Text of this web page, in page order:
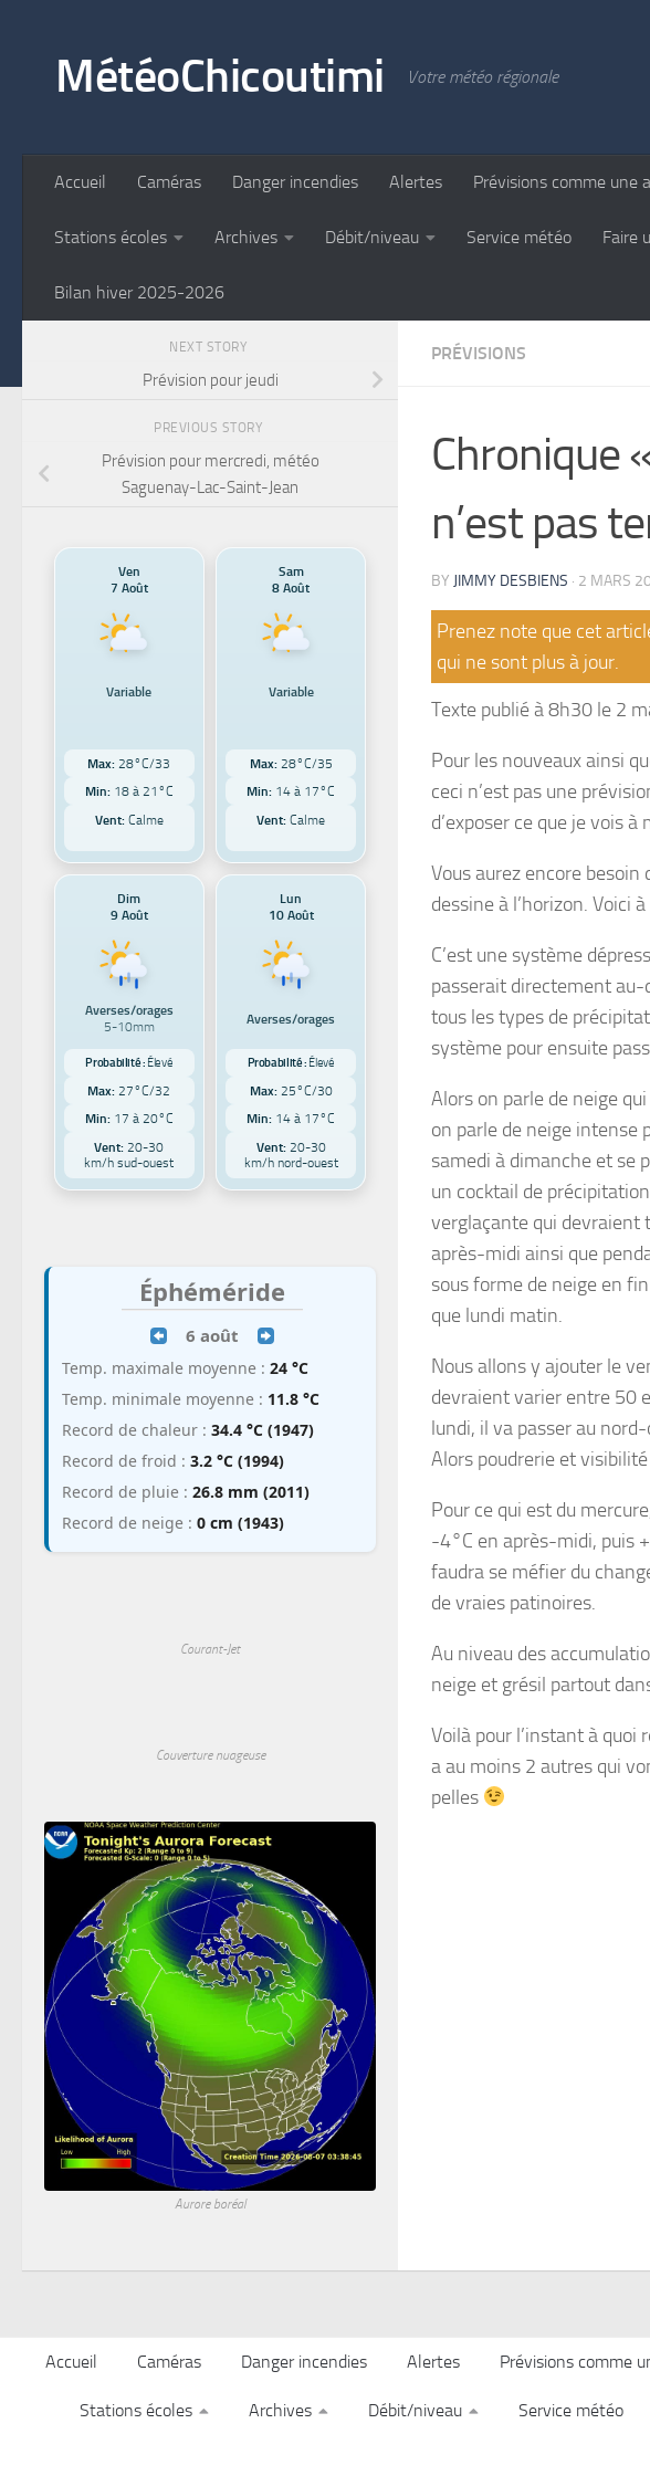
MétéoChicoutimi Votre météo régionale
Accueil Caméras Danger incendies Alertes Prévisions comme une
Stations écoles Archives Débit/niveau Service météo Faire
Bilan hiver 2025-2026
PRÉVISIONS
Chronique
n’est pas
BY JIMMY DESBIENS · 2 MARS
Prenez note que cet
qui ne sont plus à jour.
Texte publié à 8h30 le 2
Pour les nouveaux ainsi
ceci n’est pas une
d’exposer ce que je vois
Vous aurez encore besoin
dessine à l’horizon. Voici
C’est une système
passerait directement au-
tous les types de
système pour ensuite
Alors on parle de neige
on parle de neige intense
samedi à dimanche et se
un cocktail de
verglaçante qui devraient
après-midi ainsi que
sous forme de neige en
que lundi matin.
Nous allons y ajouter le
devraient varier entre 50
lundi, il va passer au
Alors poudrerie et
Pour ce qui est du
-4°C en après-midi, puis
faudra se méfier du
de vraies patinoires.
Au niveau des
neige et grésil partout
Voilà pour l’instant à quoi
a au moins 2 autres qui
pelles
NEXT STORY
Prévision pour jeudi
PREVIOUS STORY
Prévision pour mercredi, météo
Saguenay-Lac-Saint-Jean
Ven
7 Août
Variable
Max: 28°C/33
Min: 18 à 21°C
Vent:Calme
Sam
8 Août
Variable
Max: 28°C/35
Min: 14 à 17°C
Vent: Calme
Dim
9 Août
Averses/orages
5-10mm
Probabilité : Élevé
Max: 27°C/32
Min: 17 à 20°C
Vent: 20-30
km/h sud-ouest
Lun
10 Août
Averses/orages
Probabilité : Élevé
Max: 25°C/30
Min: 14 à 17°C
Vent:20-30
km/h nord-ouest
Éphéméride
6 août
Temp. maximale moyenne : 24 °C
Temp. minimale moyenne : 11.8 °C
Record de chaleur : 34.4 °C (1947)
Record de froid : 3.2 °C (1994)
Record de pluie : 26.8 mm (2011)
Record de neige : 0 cm (1943)
Courant-Jet
Couverture nuageuse
Aurore boréal
Accueil Caméras Danger incendies Alertes Prévisions comme
Stations écoles Archives Débit/niveau Service météo